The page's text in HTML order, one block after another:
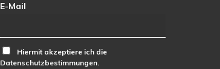
E-Mail
Hiermit akzeptiere ich die
Datenschutzbestimmungen.